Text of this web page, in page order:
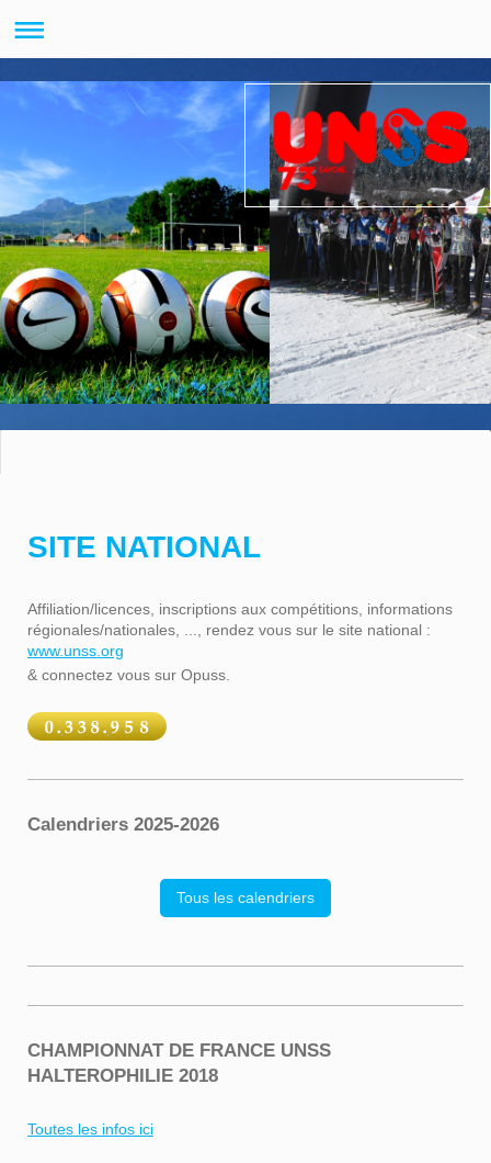
SITE NATIONAL
Affiliation/licences, inscriptions aux compétitions, informations
régionales/nationales, ..., rendez vous sur le site national :
www.unss.org
& connectez vous sur Opuss.
Calendriers 2025-2026
Tous les calendriers
CHAMPIONNAT DE FRANCE UNSS
HALTEROPHILIE 2018
Toutes les infos ici